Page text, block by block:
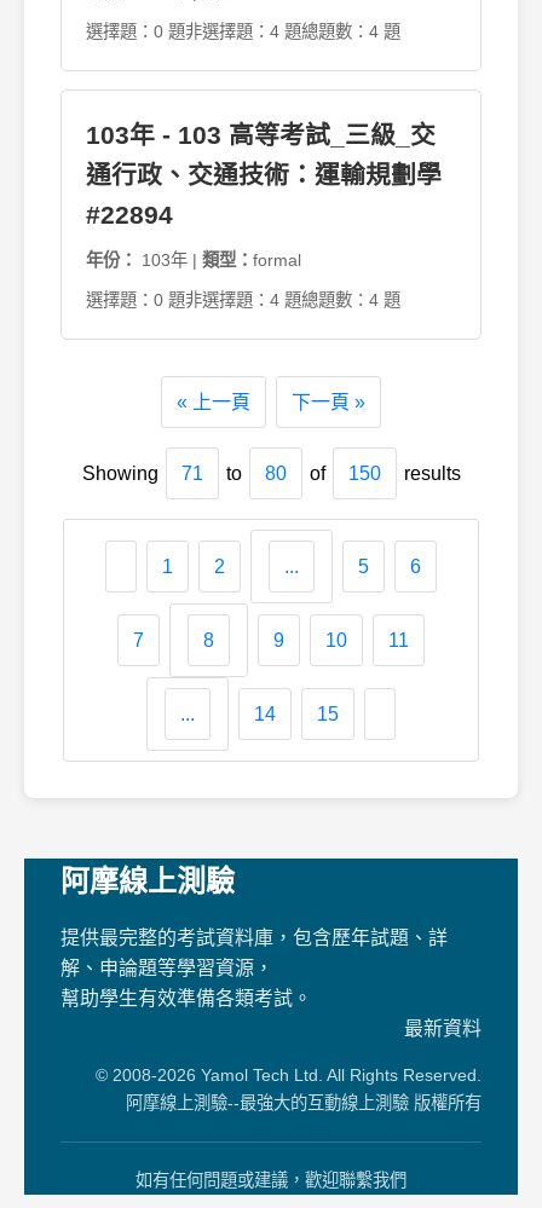
選擇題：0 題非選擇題：4 題總題數：4 題
103年 - 103 高等考試_三級_交
通行政、交通技術：運輸規劃學
#22894
年份： 103年 | 類型： formal
選擇題：0 題非選擇題：4 題總題數：4 題
« 上一頁 下一頁 »
Showing 71 to 80 of 150 results
1 2 ... 5 6
7 8 9 10 11
... 14 15
阿摩線上測驗
提供最完整的考試資料庫，包含歷年試題、詳
解、申論題等學習資源，
幫助學生有效準備各類考試。
最新資料
© 2008-2026 Yamol Tech Ltd. All Rights Reserved.
阿摩線上測驗--最強大的互動線上測驗 版權所有
如有任何問題或建議，歡迎聯繫我們